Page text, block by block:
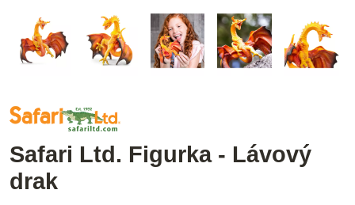
Safari Ltd. Figurka - Lávový
drak